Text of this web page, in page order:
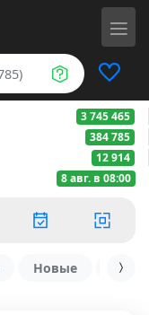
3 745 465
384 785
12 914
8 авг. в 08:00
Новые С